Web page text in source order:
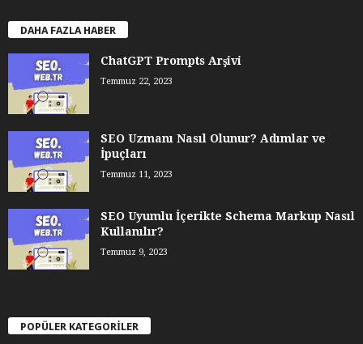
DAHA FAZLA HABER
ChatGPT Prompts Arşivi
Temmuz 22, 2023
SEO Uzmanı Nasıl Olunur? Adımlar ve
İpuçları
Temmuz 11, 2023
SEO Uyumlu İçerikte Schema Markup Nasıl
Kullanılır?
Temmuz 9, 2023
POPÜLER KATEGORİLER